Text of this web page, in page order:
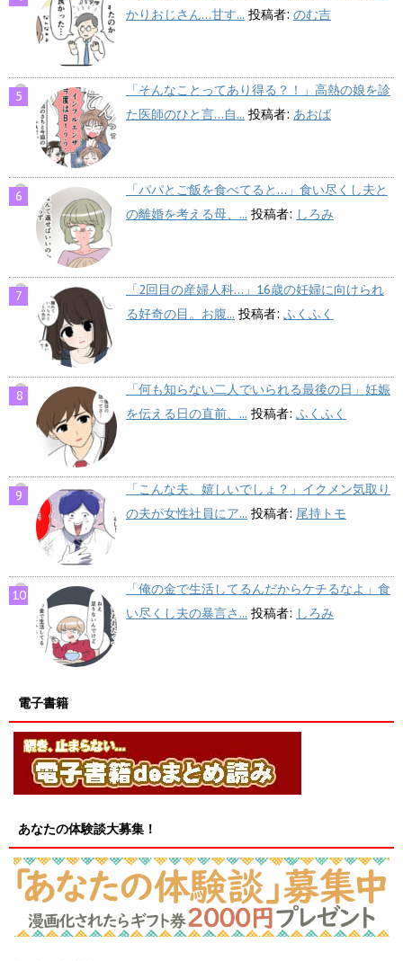
かりおじさん…甘す... 投稿者: のむ吉
「そんなことってあり得る？！」高熱の娘を診
た医師のひと言…自... 投稿者: あおば
「パパとご飯を食べてると…」食い尽くし夫と
の離婚を考える母、... 投稿者: しろみ
「2回目の産婦人科…」16歳の妊婦に向けられ
る好奇の目。お腹... 投稿者: ふくふく
「何も知らない二人でいられる最後の日」妊娠
を伝える日の直前、... 投稿者: ふくふく
「こんな夫、嬉しいでしょ？」イクメン気取り
の夫が女性社員にア... 投稿者: 尾持トモ
「俺の金で生活してるんだからケチるなよ」食
い尽くし夫の暴言さ... 投稿者: しろみ
電子書籍
あなたの体験談大募集！